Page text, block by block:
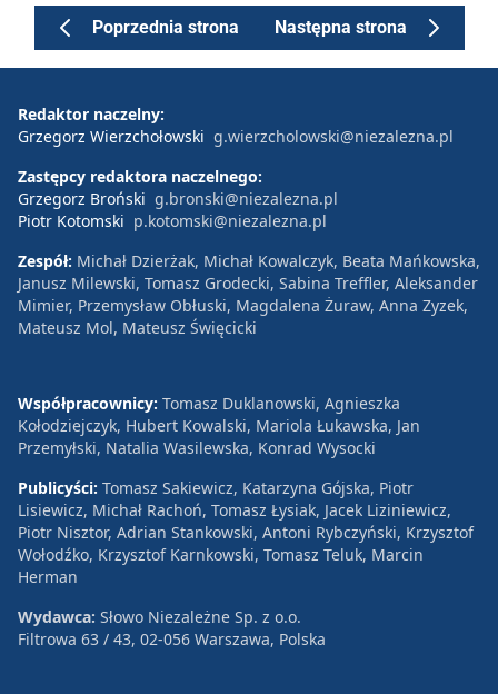
Poprzednia strona Następna strona
Redaktor naczelny:
Grzegorz Wierzchołowski g.wierzcholowski@niezalezna.pl
Zastępcy redaktora naczelnego:
Grzegorz Broński g.bronski@niezalezna.pl
Piotr Kotomski p.kotomski@niezalezna.pl
Zespół: Michał Dzierżak, Michał Kowalczyk, Beata Mańkowska,
Janusz Milewski, Tomasz Grodecki, Sabina Treffler, Aleksander
Mimier, Przemysław Obłuski, Magdalena Żuraw, Anna Zyzek,
Mateusz Mol, Mateusz Święcicki
Współpracownicy: Tomasz Duklanowski, Agnieszka
Kołodziejczyk, Hubert Kowalski, Mariola Łukawska, Jan
Przemyłski, Natalia Wasilewska, Konrad Wysocki
Publicyści: Tomasz Sakiewicz, Katarzyna Gójska, Piotr
Lisiewicz, Michał Rachoń, Tomasz Łysiak, Jacek Liziniewicz,
Piotr Nisztor, Adrian Stankowski, Antoni Rybczyński, Krzysztof
Wołodźko, Krzysztof Karnkowski, Tomasz Teluk, Marcin
Herman
Wydawca: Słowo Niezależne Sp. z o.o.
Filtrowa 63 / 43, 02-056 Warszawa, Polska